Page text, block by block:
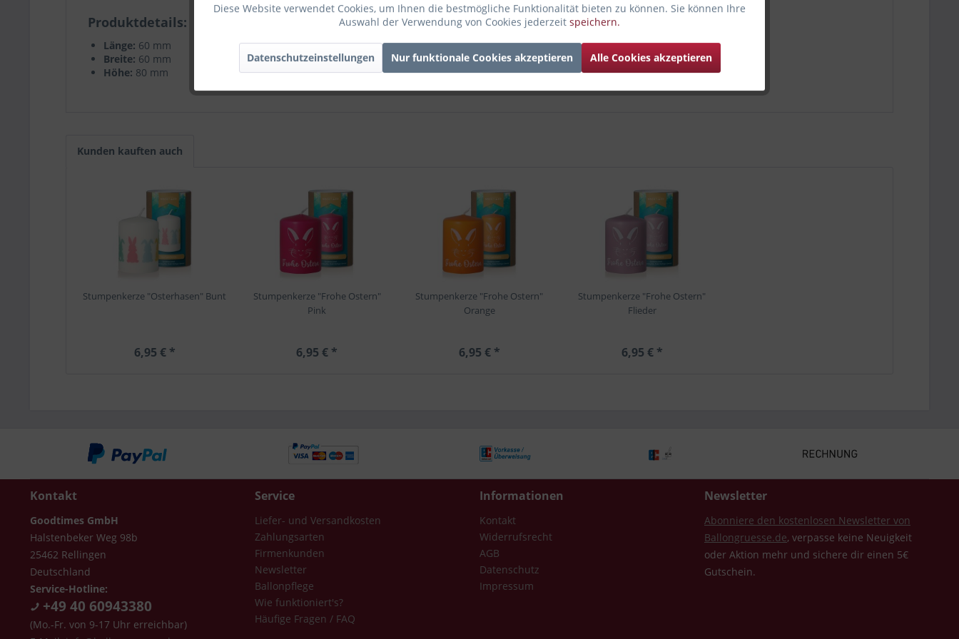
Produktdetails
Länge: 60 mm
Breite: 60 mm
Höhe: 80 mm
Kunden kauften auch
Stumpenkerze "Osterhasen" Bunt
6,95 € *
Stumpenkerze "Frohe Ostern"
Pink
6,95 € *
Stumpenkerze "Frohe Ostern"
Orange
6,95 € *
Stumpenkerze "Frohe Ostern"
Flieder
6,95 € *
Kontakt
Goodtimes GmbH
Halstenbeker Weg 98b
25462 Rellingen
Deutschland
Service-Hotline:
+49 40 60943380
(Mo.-Fr. von 9-17 Uhr erreichbar)
Service
Liefer- und Versandkosten
Zahlungsarten
Firmenkunden
Newsletter
Ballonpflege
Wie funktioniert's?
Häufige Fragen / FAQ
Informationen
Kontakt
Widerrufsrecht
AGB
Datenschutz
Impressum
Newsletter
Abonniere den kostenlosen Newsletter von
Ballongruesse.de, verpasse keine Neuigkeit
oder Aktion mehr und sichere dir einen 5€
Gutschein.
Diese Website verwendet Cookies, um Ihnen die bestmögliche Funktionalität bieten zu können. Sie können Ihre
Auswahl der Verwendung von Cookies jederzeit speichern.
Datenschutzeinstellungen Nur funktionale Cookies akzeptieren Alle Cookies akzeptieren